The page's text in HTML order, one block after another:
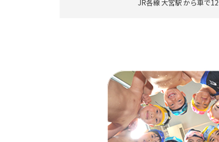
JR各線 大宮駅 から車で